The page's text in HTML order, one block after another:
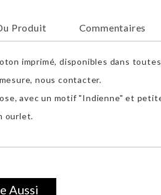
Produit Commentaires
imprimé, disponibles dans
nous contacter.
avec un motif "Indienne" et
ourlet.
Aussi